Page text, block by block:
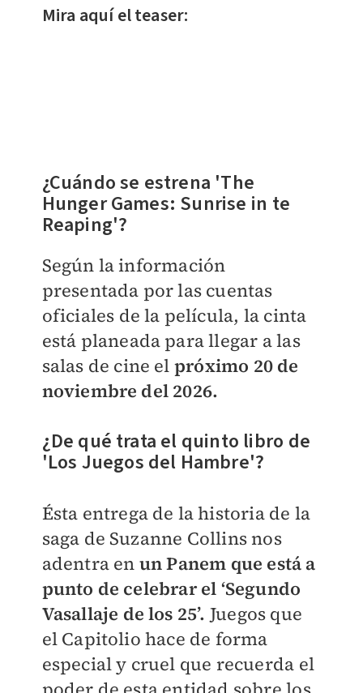
Mira aquí el teaser:
¿Cuándo se estrena 'The
Hunger Games: Sunrise in te
Reaping'?
Según la información
presentada por las cuentas
oficiales de la película, la cinta
está planeada para llegar a las
salas de cine el próximo 20 de
noviembre del 2026.
¿De qué trata el quinto libro de
'Los Juegos del Hambre'?
Ésta entrega de la historia de la
saga de Suzanne Collins nos
adentra en un Panem que está a
punto de celebrar el ‘Segundo
Vasallaje de los 25’. Juegos que
el Capitolio hace de forma
especial y cruel que recuerda el